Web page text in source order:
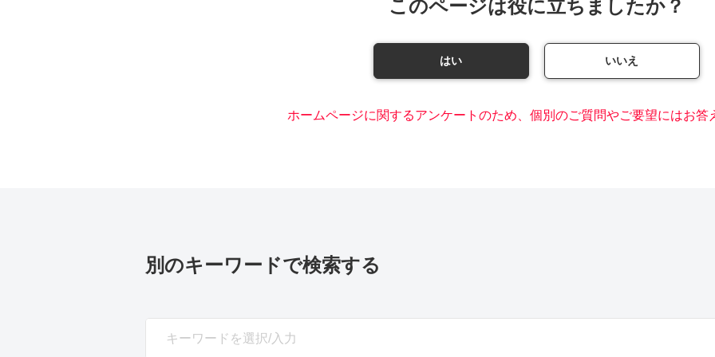
このページは役に立ちましたか？
はい いいえ
ホームページに関するアンケートのため、個別のご質問やご要望にはお答
別のキーワードで検索する
SEARCH